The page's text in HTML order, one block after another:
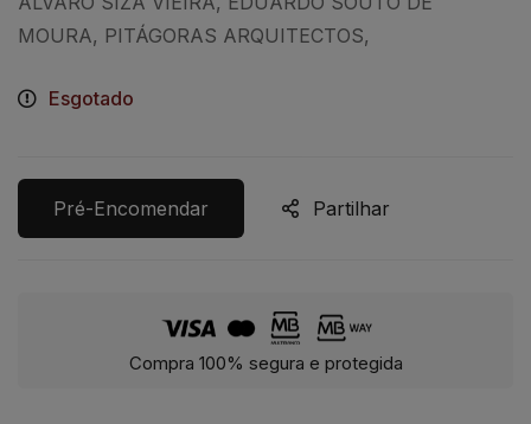
MOURA, PITÁGORAS ARQUITECTOS,
Esgotado
Pré-Encomendar Partilhar
Compra 100% segura e protegida